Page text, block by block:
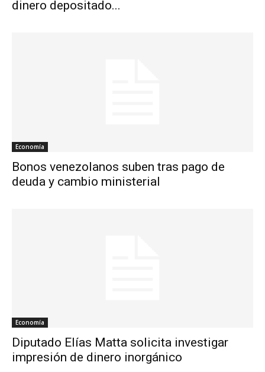
dinero depositado...
Economía
Bonos venezolanos suben tras pago de
deuda y cambio ministerial
Economía
Diputado Elías Matta solicita investigar
impresión de dinero inorgánico